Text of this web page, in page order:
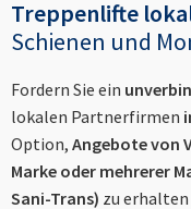
Treppenlifte
Schienen und
Fordern Sie ein
lokalen Partnerfirmen
Option, Angebote von
Marke oder mehrerer
Sani-Trans) zu